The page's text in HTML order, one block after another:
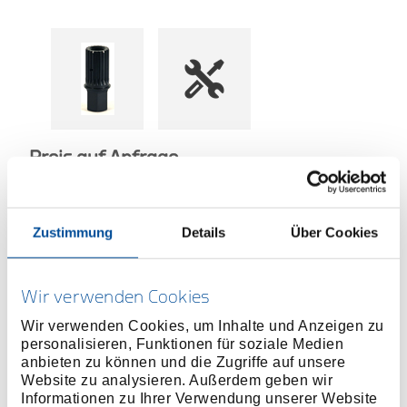
Zustimmung Details Über Cookies
Wir verwenden Cookies
Wir verwenden Cookies, um Inhalte und Anzeigen zu
personalisieren, Funktionen für soziale Medien
anbieten zu können und die Zugriffe auf unsere
Website zu analysieren. Außerdem geben wir
Informationen zu Ihrer Verwendung unserer Website
Preis auf Anfrage
VERTRIEBSPARTNER
MEHR INFORMATIONEN ÜBER
HOCHMOMENTWERKZEUGE